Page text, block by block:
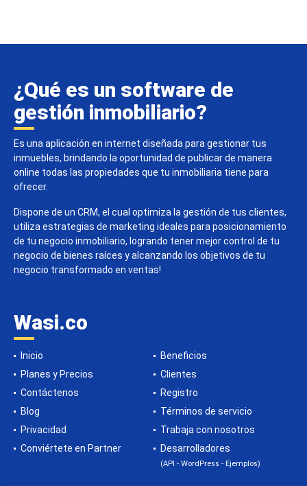
¿Qué es un software de
gestión inmobiliario?
Es una aplicación en internet diseñada para gestionar tus
inmuebles, brindando la oportunidad de publicar de manera
online todas las propiedades que tu inmobiliaria tiene para
ofrecer.
Dispone de un CRM, el cual optimiza la gestión de tus clientes,
utiliza estrategias de marketing ideales para posicionamiento
de tu negocio inmobiliario, logrando tener mejor control de tu
negocio de bienes raíces y alcanzando los objetivos de tu
negocio transformado en ventas!
Wasi.co
Inicio
Beneficios
Planes y Precios
Clientes
Contáctenos
Registro
Blog
Términos de servicio
Privacidad
Trabaja con nosotros
Conviértete en Partner
Desarrolladores
(API - WordPress - Ejemplos)